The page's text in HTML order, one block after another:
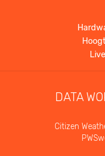
Live
DATA
Citizen